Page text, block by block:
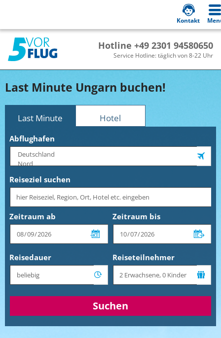
Hotline +49 2301 94580650
Service Hotline: täglich von 8-22 Uhr
Kontakt
Last Minute Ungarn buchen!
Last Minute Hotel
Abflughafen
Reiseziel suchen
Zeitraum ab Zeitraum bis
Reisedauer Reiseteilnehmer
Suchen